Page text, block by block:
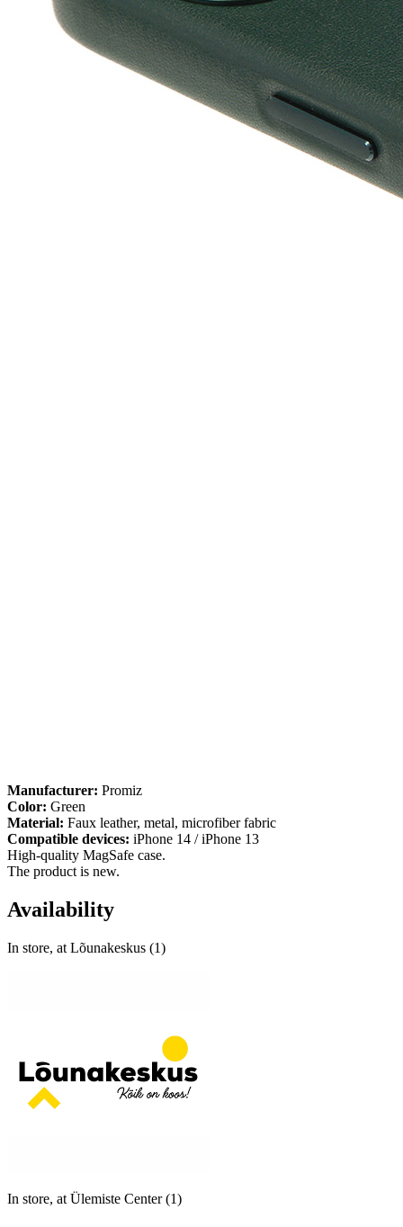
Manufacturer: Promiz
Color: Green
Material: Faux leather, metal, microfiber fabric
Compatible devices: iPhone 14 / iPhone 13
High-quality MagSafe case.
The product is new.
Availability
In store, at Lõunakeskus (1)
In store, at Ülemiste Center (1)